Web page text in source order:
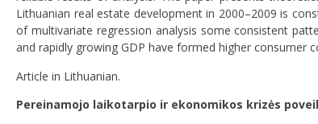
Lithuanian real estate development in 2000–2009 is
of multivariate regression analysis some consistent
and rapidly growing GDP have formed higher consumer
Article in Lithuanian.
Pereinamojo laikotarpio ir ekonomikos krizės